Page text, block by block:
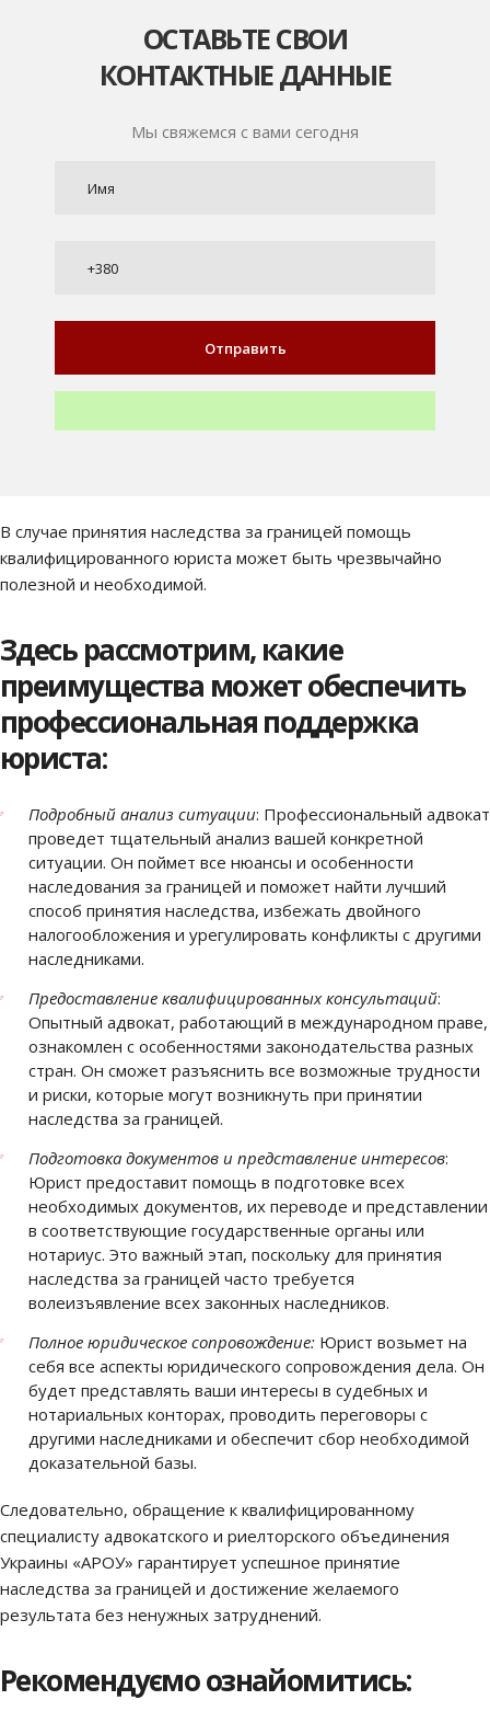
ОСТАВЬТЕ СВОИ
КОНТАКТНЫЕ ДАННЫЕ
Мы свяжемся с вами сегодня
В случае принятия наследства за границей помощь
квалифицированного юриста может быть чрезвычайно
полезной и необходимой.
Здесь рассмотрим, какие
преимущества может обеспечить
профессиональная поддержка
юриста:
Подробный анализ ситуации: Профессиональный адвокат
проведет тщательный анализ вашей конкретной
ситуации. Он поймет все нюансы и особенности
наследования за границей и поможет найти лучший
способ принятия наследства, избежать двойного
налогообложения и урегулировать конфликты с другими
наследниками.
Предоставление квалифицированных консультаций:
Опытный адвокат, работающий в международном праве,
ознакомлен с особенностями законодательства разных
стран. Он сможет разъяснить все возможные трудности
и риски, которые могут возникнуть при принятии
наследства за границей.
Подготовка документов и представление интересов:
Юрист предоставит помощь в подготовке всех
необходимых документов, их переводе и представлении
в соответствующие государственные органы или
нотариус. Это важный этап, поскольку для принятия
наследства за границей часто требуется
волеизъявление всех законных наследников.
Полное юридическое сопровождение: Юрист возьмет на
себя все аспекты юридического сопровождения дела. Он
будет представлять ваши интересы в судебных и
нотариальных конторах, проводить переговоры с
другими наследниками и обеспечит сбор необходимой
доказательной базы.
Следовательно, обращение к квалифицированному
специалисту адвокатского и риелторского объединения
Украины «АРОУ» гарантирует успешное принятие
наследства за границей и достижение желаемого
результата без ненужных затруднений.
Рекомендуємо ознайомитись: